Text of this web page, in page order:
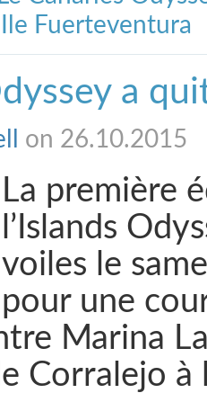
Ile Fuerteventura
a
on 26.10.2015
La première
l’Islands
voiles le
pour une
Marina
Corralejo à